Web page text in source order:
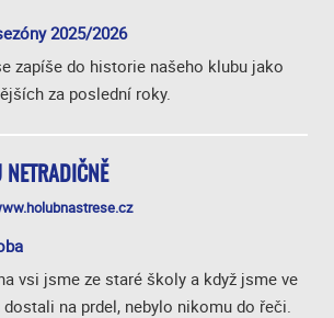
2025/2026
zapíše do historie našeho klubu jako
za poslední roky.
NETRADIČNĚ
vsi jsme ze staré školy a když jsme ve
na prdel, nebylo nikomu do řeči.